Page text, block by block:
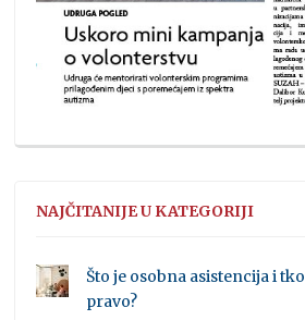
NAJČITANIJE U KATEGORIJI
Što je osobna asistencija i
pravo?